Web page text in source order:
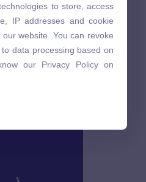
IP addresses and cookie
website. You can revoke
data processing based on
our Privacy Policy on
to store, access
IP addresses and cookie
website. You can revoke
data processing based on
our Privacy Policy on